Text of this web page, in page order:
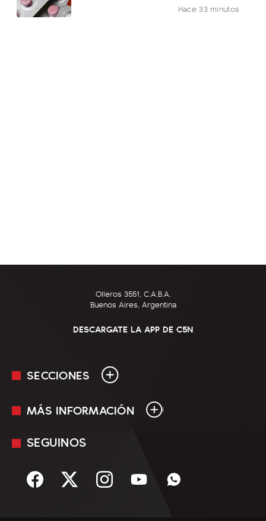
Hace 33 minutos
Olleros 3551, C.A.B.A.
Buenos Aires, Argentina
DESCARGATE LA APP DE C5N
SECCIONES
En Vivo
Sociedad
MÁS INFORMACIÓN
Mediakit
Términos y condiciones
SEGUINOS